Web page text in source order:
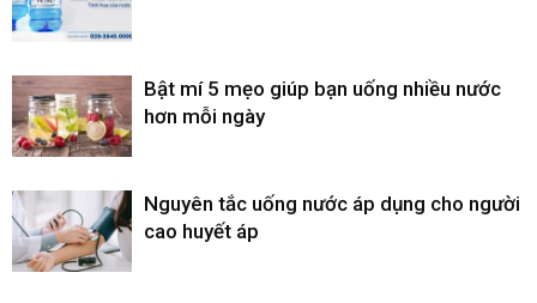
Bật mí 5 mẹo giúp bạn uống nhiều nước
hơn mỗi ngày
Nguyên tắc uống nước áp dụng cho người
cao huyết áp